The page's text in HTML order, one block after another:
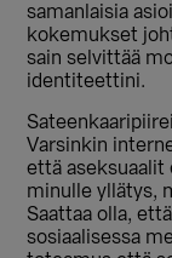
samanlaisia
kokemukset
sain selvittää
identiteettini.
Varsinkin
että aseksuaalit
minulle yllätys,
Saattaa olla,
sosiaalisessa